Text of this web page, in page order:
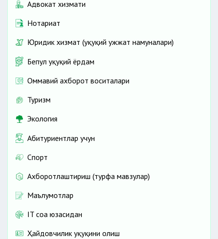
Адвокат хизмати
Нотариат
Юридик хизмат (ҳуқуқий ҳужжат намуналари)
Бепул ҳуқуқий ёрдам
Оммавий ахборот воситалари
Туризм
Экология
Абитуриентлар учун
Спорт
Ахборотлаштириш (турфа мавзулар)
Маълумотлар
IT соҳа юзасидан
Ҳайдовчилик ҳуқуқини олиш